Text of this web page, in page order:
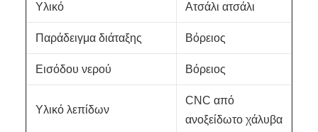
Υλικό Ατσάλι ατσάλι
Παράδειγμα διάταξης Βόρειος
Εισόδου νερού Βόρειος
Υλικό λεπίδων
CNC από
ανοξείδωτο χάλυβα